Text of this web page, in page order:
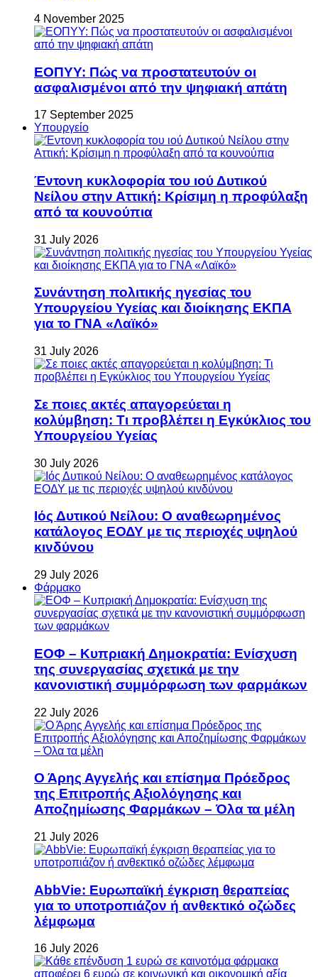
4 November 2025
ΕΟΠΥΥ: Πώς να προστατευτούν οι
ασφαλισμένοι από την ψηφιακή απάτη
17 September 2025
Υπουργείο
Έντονη κυκλοφορία του ιού Δυτικού
Νείλου στην Αττική: Κρίσιμη η προφύλαξη
από τα κουνούπια
31 July 2026
Συνάντηση πολιτικής ηγεσίας του
Υπουργείου Υγείας και διοίκησης ΕΚΠΑ
για το ΓΝΑ «Λαϊκό»
31 July 2026
Σε ποιες ακτές απαγορεύεται η
κολύμβηση: Τι προβλέπει η Εγκύκλιος του
Υπουργείου Υγείας
30 July 2026
Ιός Δυτικού Νείλου: Ο αναθεωρημένος
κατάλογος ΕΟΔΥ με τις περιοχές υψηλού
κινδύνου
29 July 2026
Φάρμακο
ΕΟΦ – Κυπριακή Δημοκρατία: Ενίσχυση
της συνεργασίας σχετικά με την
κανονιστική συμμόρφωση των φαρμάκων
22 July 2026
Ο Άρης Αγγελής και επίσημα Πρόεδρος
της Επιτροπής Αξιολόγησης και
Αποζημίωσης Φαρμάκων – Όλα τα μέλη
21 July 2026
AbbVie: Ευρωπαϊκή έγκριση θεραπείας
για το υποτροπιάζον ή ανθεκτικό οζώδες
λέμφωμα
16 July 2026